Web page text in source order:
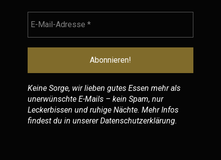
Keine Sorge, wir lieben gutes Essen mehr als
unerwünschte E-Mails – kein Spam, nur
Leckerbissen und ruhige Nächte. Mehr Infos
findest du in unsererDatenschutzerklärung.